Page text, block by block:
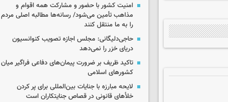
امنیت کشور با حضور و مشارکت همه اقوام و
مذاهب تأمین می‌شود/ رسانه‌ها مطالبه اصلی مردم
را به ما منتقل کنند
حاجی‌دلیگانی: مجلس اجازه تصویب کنوانسیون
دریای خزر را نمی‌دهد
تاکید ظریف بر ضرورت پیمان‌های دفاعی فراگیر میان
کشورهای اسلامی
لایحه مبارزه با جنایات بین‌المللی برای پر کردن
خلأهای قانونی در قصاص جنایتکاران است